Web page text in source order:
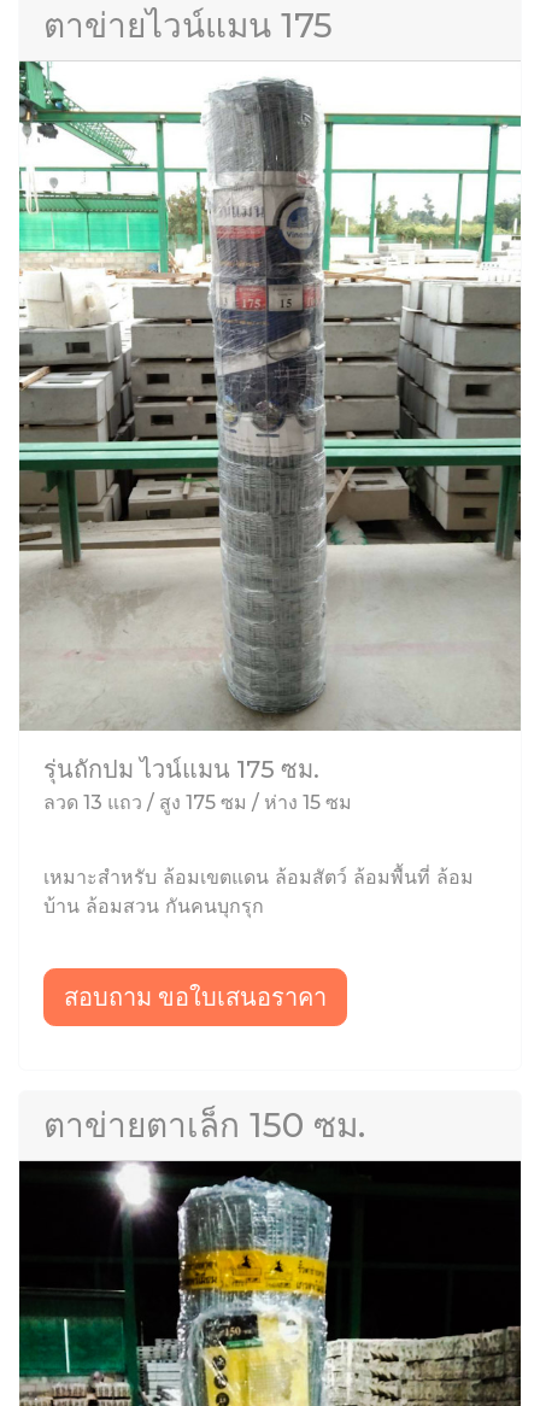
ตาข่ายไวน์แมน 175
รุ่นถักปม ไวน์แมน 175 ซม.
ลวด 13 แถว / สูง 175 ซม / ห่าง 15 ซม
เหมาะสำหรับ ล้อมเขตแดน ล้อมสัตว์ ล้อมพื้นที่ ล้อม
บ้าน ล้อมสวน กันคนบุกรุก
สอบถาม ขอใบเสนอราคา
ตาข่ายตาเล็ก 150 ซม.